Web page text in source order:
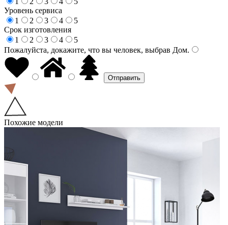
Уровень сервиса
1
2 3 4
5
Срок изготовления
1
2 3 4
5
Пожалуйста, докажите, что вы человек, выбрав Дом.
Похожие модели